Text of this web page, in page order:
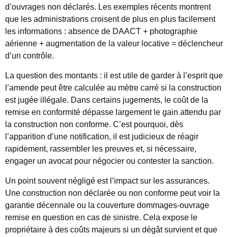
d’ouvrages non déclarés. Les exemples récents montrent
que les administrations croisent de plus en plus facilement
les informations : absence de DAACT + photographie
aérienne + augmentation de la valeur locative = déclencheur
d’un contrôle.
La question des montants : il est utile de garder à l’esprit que
l’amende peut être calculée au mètre carré si la construction
est jugée illégale. Dans certains jugements, le coût de la
remise en conformité dépasse largement le gain attendu par
la construction non conforme. C’est pourquoi, dès
l’apparition d’une notification, il est judicieux de réagir
rapidement, rassembler les preuves et, si nécessaire,
engager un avocat pour négocier ou contester la sanction.
Un point souvent négligé est l’impact sur les assurances.
Une construction non déclarée ou non conforme peut voir la
garantie décennale ou la couverture dommages-ouvrage
remise en question en cas de sinistre. Cela expose le
propriétaire à des coûts majeurs si un dégât survient et que